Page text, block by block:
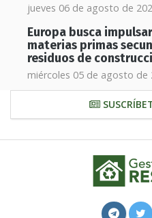
jueves 06 de agosto de
Europa busca
materias primas
residuos de
miércoles 05 de agosto de